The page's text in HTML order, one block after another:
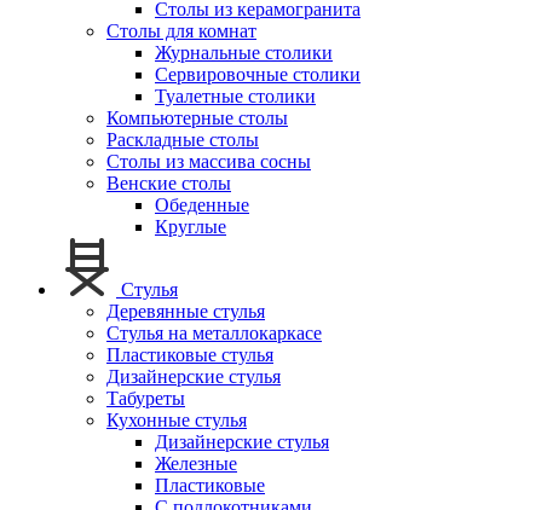
Столы из керамогранита
Столы для комнат
Журнальные столики
Сервировочные столики
Туалетные столики
Компьютерные столы
Раскладные столы
Столы из массива сосны
Венские столы
Обеденные
Круглые
Стулья
Деревянные стулья
Стулья на металлокаркасе
Пластиковые стулья
Дизайнерские стулья
Табуреты
Кухонные стулья
Дизайнерские стулья
Железные
Пластиковые